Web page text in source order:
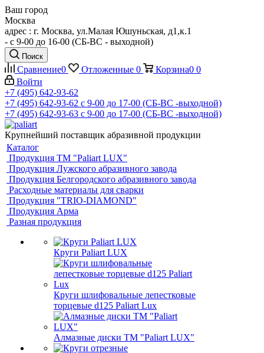
Ваш город
Москва
адрес : г. Москва, ул.Малая Юшуньская, д1,к.1
- c 9-00 до 16-00 (СБ-ВС - выходной)
Поиск
Сравнение0 Отложенные 0 Корзина0 0
Войти
+7 (495) 642-93-62
+7 (495) 642-93-62 c 9-00 до 17-00 (СБ-ВС -выходной)
+7 (495) 642-93-63 c 9-00 до 17-00 (СБ-ВС -выходной)
Крупнейший поставщик абразивной продукции
Каталог
Продукция ТМ "Paliart LUX"
Продукция Лужского абразивного завода
Продукция Белгородского абразивного завода
Расходные материалы для сварки
Продукция "TRIO-DIAMOND"
Продукция Арма
Разная продукция
Круги Paliart LUX
Круги шлифовальные лепестковые
торцевые d125 Paliart Lux
Алмазные диски ТМ "Paliart LUX"